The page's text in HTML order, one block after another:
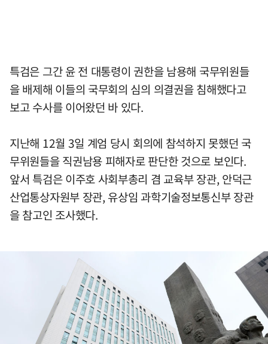
특검은 그간 윤 전 대통령이 권한을 남용해 국무위원들
을 배제해 이들의 국무회의 심의 의결권을 침해했다고
보고 수사를 이어왔던 바 있다.
지난해 12월 3일 계엄 당시 회의에 참석하지 못했던 국
무위원들을 직권남용 피해자로 판단한 것으로 보인다.
앞서 특검은 이주호 사회부총리 겸 교육부 장관, 안덕근
산업통상자원부 장관, 유상임 과학기술정보통신부 장관
을 참고인 조사했다.